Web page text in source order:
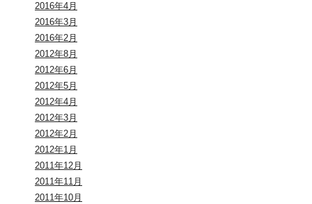
2016年4月
2016年3月
2016年2月
2012年8月
2012年6月
2012年5月
2012年4月
2012年3月
2012年2月
2012年1月
2011年12月
2011年11月
2011年10月